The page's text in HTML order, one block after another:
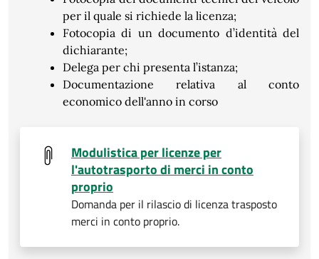
per il quale si richiede la licenza;
Fotocopia di un documento d’identità del
dichiarante;
Delega per chi presenta l’istanza;
Documentazione relativa al conto
economico dell'anno in corso
Modulistica per licenze per
l'autotrasporto di merci in conto
proprio
Domanda per il rilascio di licenza trasposto
merci in conto proprio.